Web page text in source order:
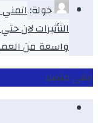
خولة:
الثأثيرات لان
واسعة من
ابقى متصلا